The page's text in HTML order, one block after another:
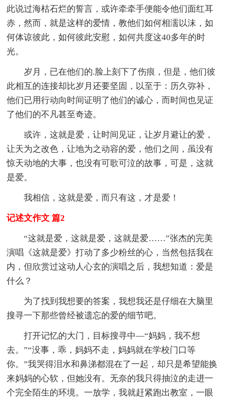
此说过海枯石烂的誓言，或许牵牵手便能令他们面红耳
赤，然而，就是这样的爱情，教他们如何相濡以沫，如
何体谅彼此，如何彼此安慰，如何共度这40多年的时
光。
岁月，已在他们的.脸上刻下了伤痕，但是，他们彼
此相互的连接却比岁月还要坚固，以至于：历久弥补，
他们已用行动向时间证明了他们的诚心，而时间也见证
了他们的不凡甚至奇迹。
或许，这就是爱，让时间见证，让岁月避让的爱，
让天为之改色，让地为之动容的爱，他们之间，虽没有
惊天动地的大事，也没有可歌可泣的故事，可是，这就
是爱。
我相信，这就是爱，而只有这，才是爱！
记述文作文 篇2
“这就是爱，这就是爱，这就是爱……”张杰的完美
演唱《这就是爱》打动了多少粉丝的心，当然包括我在
内，但欣赏过这动人心玄的演唱之后，我想知道：爱是
什么？
为了找到我想要的答案，我想我还是仔细在大脑里
搜寻一下那些曾经被遗忘的爱的细节吧。
打开记忆的大门，目标搜寻中—“妈妈，我不想
去。”“没事，乖，妈妈不走，妈妈就在学校门口等
你。”我哭得泪水和鼻涕都混在了一起，却只是希望能换
来妈妈的心软，但她没有。无奈的我只得抽泣的走进一
个完全陌生的环境。一放学，我就赶紧跑出教室，一眼